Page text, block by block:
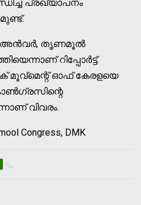
പ്രഖ്യാപനം
തൃണമൂല്‍
റിപ്പോര്‍ട്ട്.
മൂവ്‌മെന്റ് ഓഫ് കേരളയെ
വിവരം.
Congress, DMK